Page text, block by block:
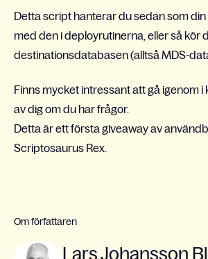
Detta script hanterar du sedan som
med den i deployrutinerna, eller så kör
destinationsdatabasen (alltså MDS-
Finns mycket intressant att gå igenom i
av dig om du har frågor.
Detta är ett första giveaway av
Scriptosaurus Rex.
Om författaren
Lars Johansson